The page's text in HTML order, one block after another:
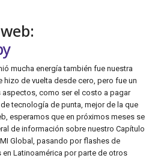
mucha energía también fue nuestra
hizo de vuelta desde cero, pero fue un
como ser el costo a pagar
tecnología de punta, mejor de la que
esperamos que en próximos meses se
de información sobre nuestro Capítulo
Global, pasando por flashes de
Latinoamérica por parte de otros